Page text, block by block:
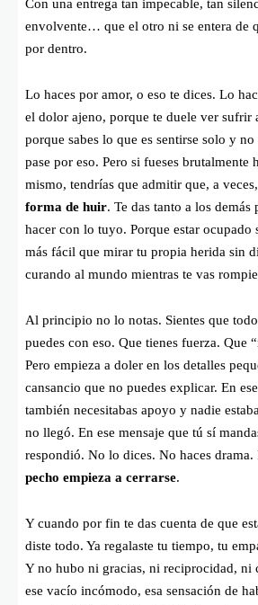
Con una entrega tan impecable, tan
envolvente… que el otro ni se entera de
por dentro.
Lo haces por amor, o eso te dices. Lo
el dolor ajeno, porque te duele ver sufrir
porque sabes lo que es sentirse solo y
pase por eso. Pero si fueses brutalmente
mismo, tendrías que admitir que, a veces,
forma de huir. Te das tanto a los demás
hacer con lo tuyo. Porque estar ocupado
más fácil que mirar tu propia herida sin
curando al mundo mientras te vas
Al principio no lo notas. Sientes que
puedes con eso. Que tienes fuerza. Que
Pero empieza a doler en los detalles
cansancio que no puedes explicar. En
también necesitabas apoyo y nadie
no llegó. En ese mensaje que tú sí
respondió. No lo dices. No haces drama.
pecho empieza a cerrarse.
Y cuando por fin te das cuenta de que
diste todo. Ya regalaste tu tiempo, tu
Y no hubo ni gracias, ni reciprocidad, ni
ese vacío incómodo, esa sensación de